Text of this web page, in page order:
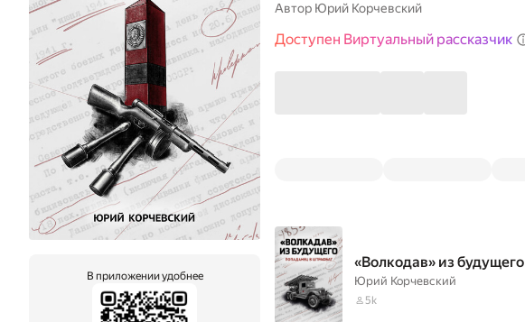
В приложении удобнее
Автор Юрий Корчевский
Доступен Виртуальный рассказчик
«Волкодав» из будущего
Юрий Корчевский
5k